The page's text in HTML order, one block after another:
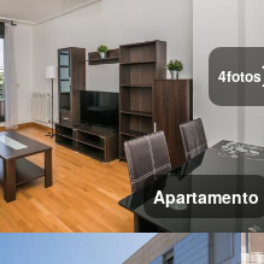
4fotos
Apartamento